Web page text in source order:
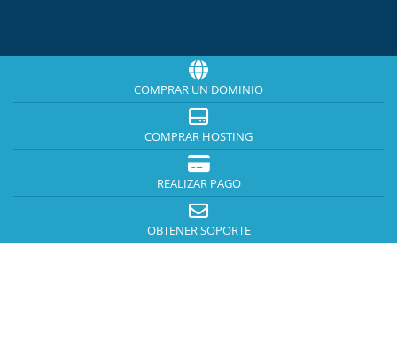
COMPRAR UN DOMINIO
COMPRAR HOSTING
REALIZAR PAGO
OBTENER SOPORTE